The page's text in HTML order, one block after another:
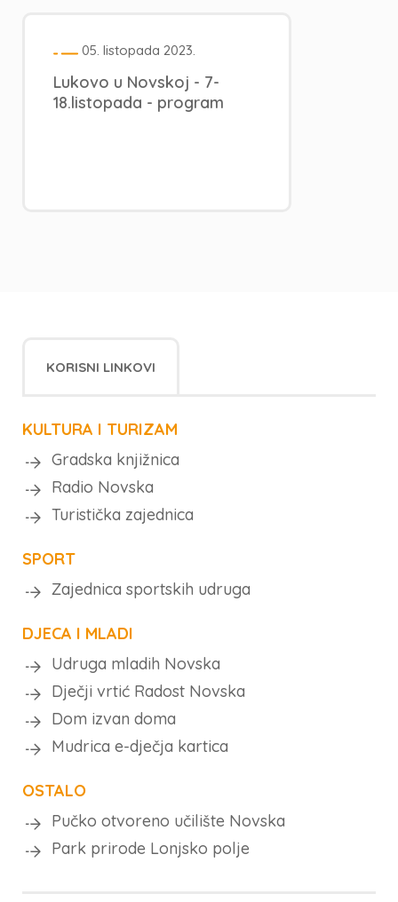
05. listopada 2023.
Lukovo u Novskoj - 7-
18.listopada - program
KORISNI LINKOVI
KULTURA I TURIZAM
Gradska knjižnica
Radio Novska
Turistička zajednica
SPORT
Zajednica sportskih udruga
DJECA I MLADI
Udruga mladih Novska
Dječji vrtić Radost Novska
Dom izvan doma
Mudrica e-dječja kartica
OSTALO
Pučko otvoreno učilište Novska
Park prirode Lonjsko polje